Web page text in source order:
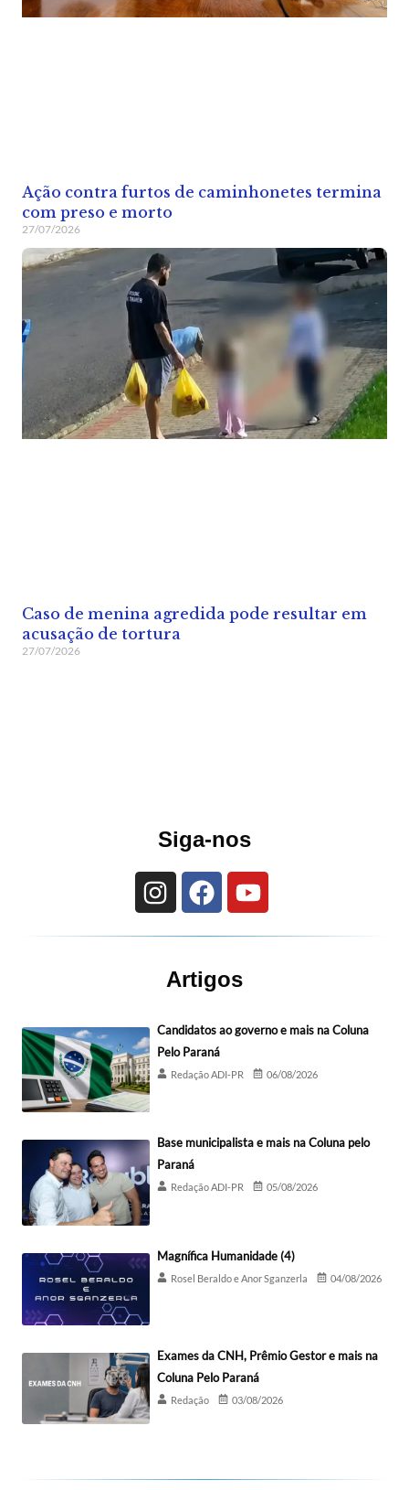
Ação contra furtos de caminhonetes termina
com preso e morto
27/07/2026
Caso de menina agredida pode resultar em
acusação de tortura
27/07/2026
Siga-nos
Artigos
Candidatos ao governo e mais na Coluna
Pelo Paraná
Redação ADI-PR 06/08/2026
Base municipalista e mais na Coluna pelo
Paraná
Redação ADI-PR 05/08/2026
Magnífica Humanidade (4)
Rosel Beraldo e Anor Sganzerla 04/08/2026
Exames da CNH, Prêmio Gestor e mais na
Coluna Pelo Paraná
Redação 03/08/2026